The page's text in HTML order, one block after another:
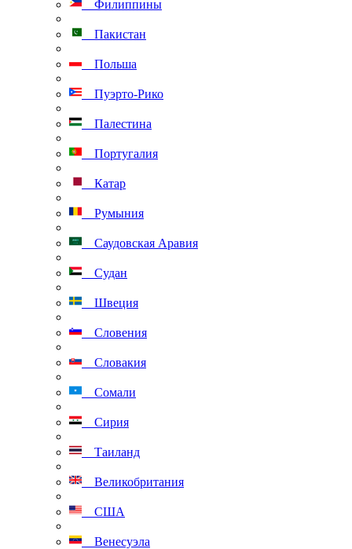
Филиппины
Пакистан
Польша
Пуэрто-Рико
Палестина
Португалия
Катар
Румыния
Саудовская Аравия
Судан
Швеция
Словения
Словакия
Сомали
Сирия
Таиланд
Великобритания
США
Венесуэла